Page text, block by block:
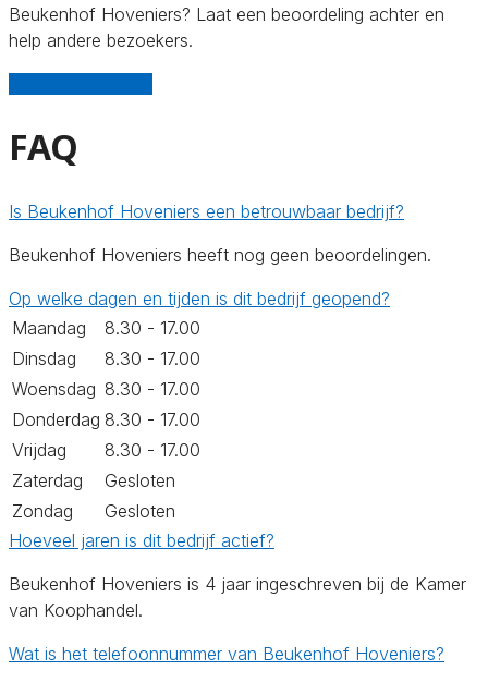
Beukenhof Hoveniers? Laat een beoordeling achter en
help andere bezoekers.
FAQ
Is Beukenhof Hoveniers een betrouwbaar bedrijf?
Beukenhof Hoveniers heeft nog geen beoordelingen.
Op welke dagen en tijden is dit bedrijf geopend?
Maandag
8.30 - 17.00
Dinsdag
8.30 - 17.00
Woensdag 8.30 - 17.00
Donderdag 8.30 - 17.00
Vrijdag
8.30 - 17.00
Zaterdag
Gesloten
Zondag
Gesloten
Hoeveel jaren is dit bedrijf actief?
Beukenhof Hoveniers is 4 jaar ingeschreven bij de Kamer
van Koophandel.
Wat is het telefoonnummer van Beukenhof Hoveniers?